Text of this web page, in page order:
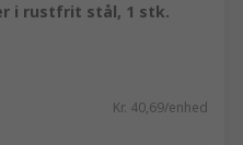
i rustfrit stål, 1 stk.
Kr. 40,69/enhed